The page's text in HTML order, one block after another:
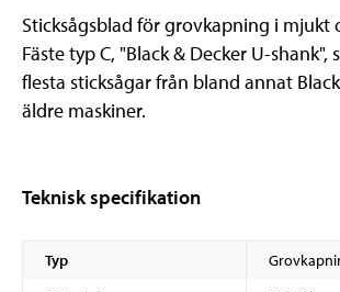
Sticksågsblad för grovkapning i mjukt
Fäste typ C, "Black & Decker U-shank",
flesta sticksågar från bland annat
äldre maskiner.
Teknisk specifikation
Typ